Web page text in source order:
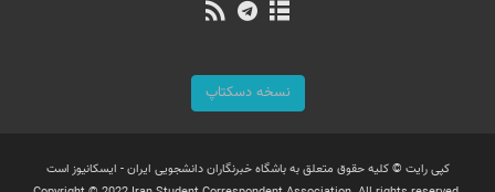
نسخه دسکتاپ
کپی رایت © کلیه حقوق متعلق به باشگاه خبرنگاران دانشجویی ایران - ایسکانیوز است